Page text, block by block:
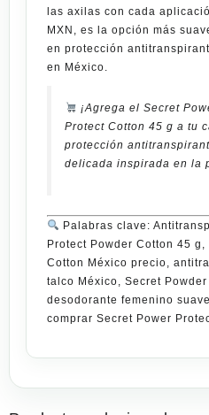
las axilas con cada
MXN
, es la opción más
en protección
en México.
¡Agrega el Secret
Protect Cotton 45 g a tu
protección
delicada inspirada en la
Palabras clave:
Protect Powder Cotton 45
Cotton México precio,
talco México, Secret
desodorante femenino
comprar Secret Power